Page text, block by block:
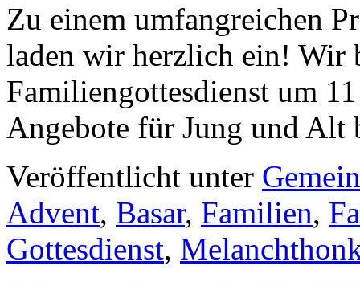
Zu einem umfangreichen
laden wir herzlich ein! Wir
Familiengottesdienst um
Angebote für Jung und Alt
Veröffentlicht unter
Advent, Basar, Familien,
Gottesdienst,